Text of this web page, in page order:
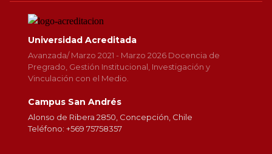
Universidad Acreditada
Avanzada/ Marzo 2021 - Marzo 2026 Docencia de
Pregrado, Gestión Institucional, Investigación y
Vinculación con el Medio.
Campus San Andrés
Alonso de Ribera 2850, Concepción, Chile
Teléfono: +569 75758357